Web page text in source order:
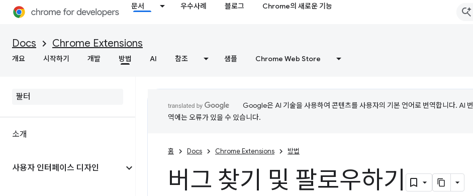
문서 우수사례 블로그 Chrome의 새로운 기능
Docs Chrome Extensions
개요 시작하기 개발 방법 AI 참조 샘플 Chrome Web Store
소개
사용자 인터페이스 디자인
Google은 AI 기술을 사용하여 콘텐츠를 사용자의 기본 언어로 번역합니다. AI 번
역에는 오류가 있을 수 있습니다.
홈 Docs Chrome Extensions 방법
버그 찾기 및 팔로우하기